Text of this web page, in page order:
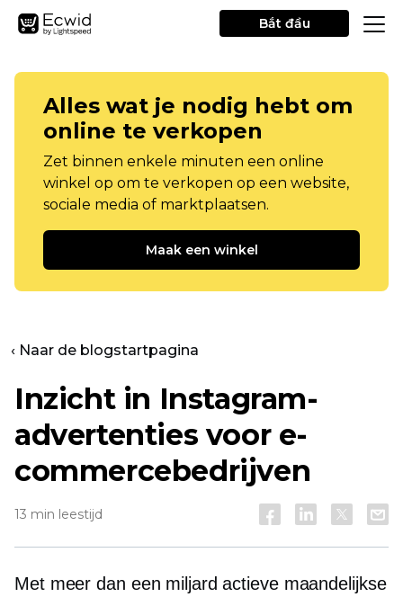
Bắt đầu
Alles wat je nodig hebt om
online te verkopen
Zet binnen enkele minuten een online
winkel op om te verkopen op een website,
sociale media of marktplaatsen.
Maak een winkel
‹ Naar de blogstartpagina
Inzicht in Instagram-
advertenties voor e-
commercebedrijven
13 min leestijd
Met meer dan een miljard actieve maandelijkse